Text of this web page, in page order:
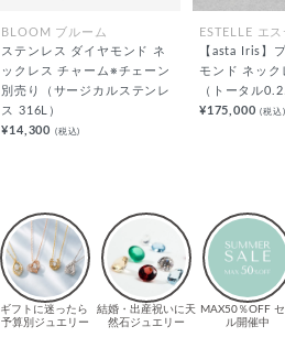
BLOOM ブルーム
ステンレス ダイヤモンド ネ
ックレス チャーム※チェーン
別売り（サージカルステンレ
ス 316L）
¥14,300 (税込)
ESTELLE エ
【asta Iris】
モンド ネック
（トータル
¥175,000(税込)